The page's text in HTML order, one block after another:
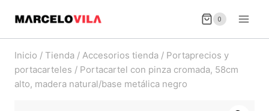
contenido
0
Inicio / Tienda / Accesorios tienda / Portaprecios y
portacarteles / Portacartel con pinza cromada, 58cm
alto, madera natural/base metálica negro